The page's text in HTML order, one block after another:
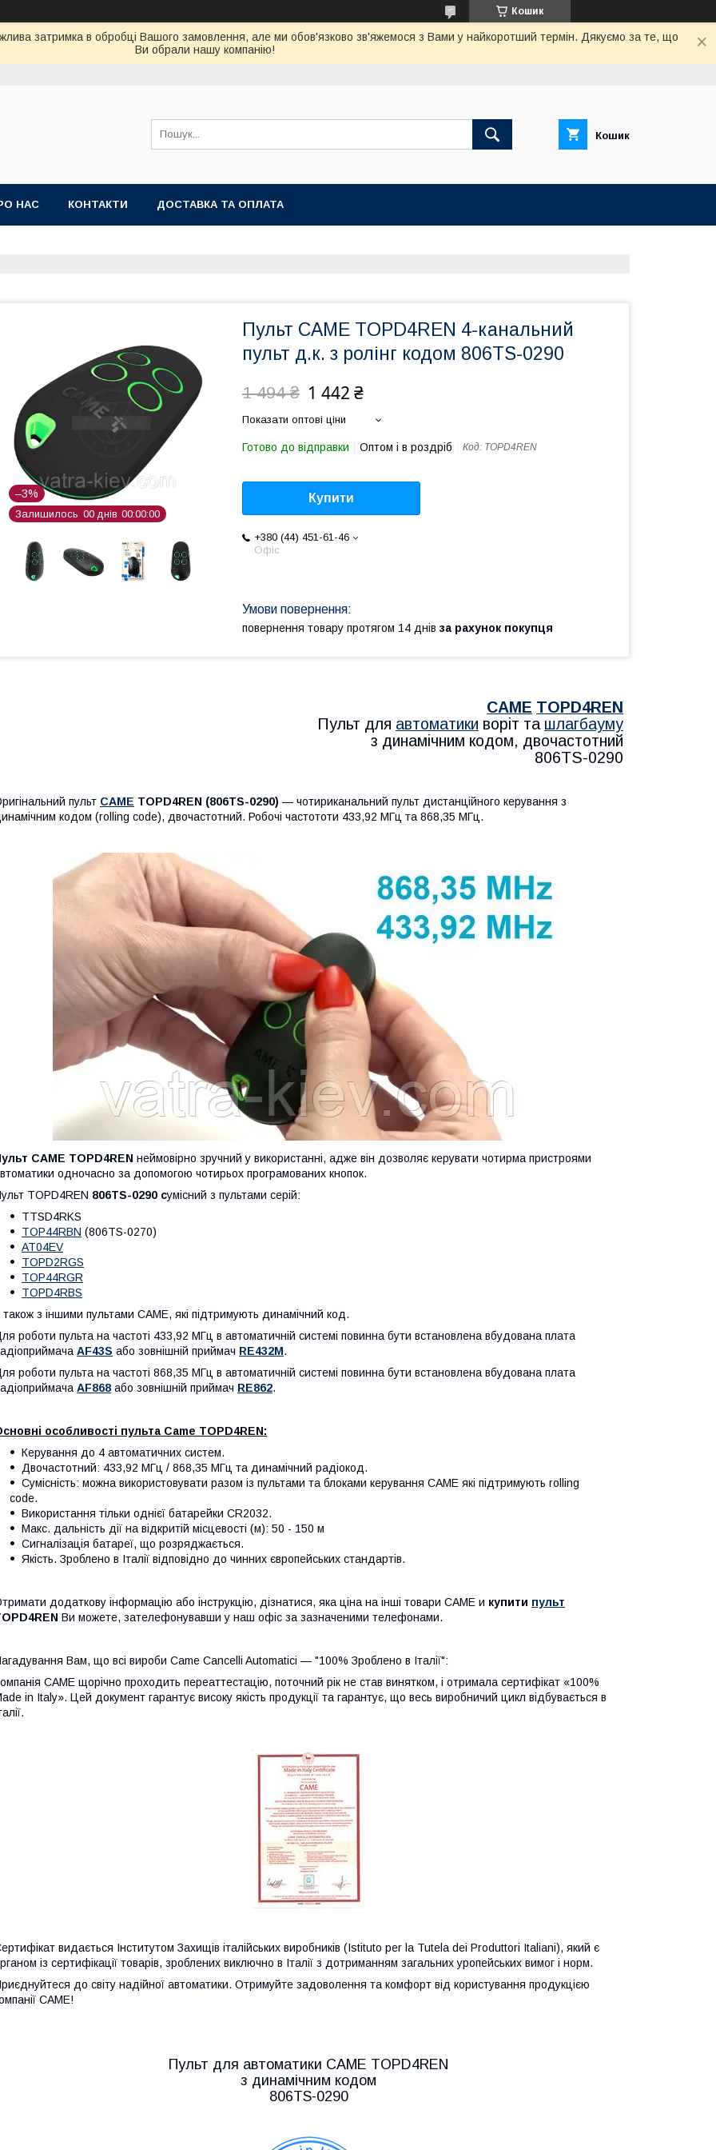
Кошик
затримка в обробці Вашого замовлення, але ми обов'язково зв'яжемося з Вами у найкоротший термін. Дякуємо за те, що
Ви обрали нашу компанію!
Кошик
НАС КОНТАКТИ ДОСТАВКА ТА ОПЛАТА
–3%
Залишилось 00 днів 00 00 00
Пульт CAME TOPD4REN 4-канальний
пульт д.к. з ролінг кодом 806TS-0290
1 494 ₴ 1 442 ₴
Показати оптові ціни
Готово до відправки Оптом і в роздріб Код: TOPD4REN
Купити
+380 (44) 451-61-46
Офіс
повернення товару протягом 14 днів за рахунок покупця
CAME TOPD4REN
Пульт для автоматики воріт та шлагбауму
з динамічним кодом, двочастотний
806TS-0290
пульт CAME TOPD4REN (806TS-0290) — чотириканальний пульт дистанційного керування з
кодом (rolling code), двочастотний. Робочі частототи 433,92 МГц та 868,35 МГц.
CAME TOPD4REN неймовірно зручний у використанні, адже він дозволяє керувати чотирма пристроями
одночасно за допомогою чотирьох програмованих кнопок.
TOPD4REN 806TS-0290 сумісний з пультами серій:
TTSD4RKS
TOP44RBN (806TS-0270)
AT04EV
TOPD2RGS
TOP44RGR
TOPD4RBS
також з іншими пультами САМЕ, які підтримують динамічний код.
роботи пульта на частоті 433,92 МГц в автоматичній системі повинна бути встановлена ​​вбудована плата
AF43S або зовнішній приймач RE432M.
роботи пульта на частоті 868,35 МГц в автоматичній системі повинна бути встановлена ​​вбудована плата
AF868 або зовнішній приймач RE862.
особливості пульта Came TOPD4REN:
Керування до 4 автоматичних систем.
Двочастотний: 433,92 МГц / 868,35 МГц та динамічний радіокод.
Сумісність: можна використовувати разом із пультами та блоками керування САМЕ які підтримують rolling
code.
Використання тільки однієї батарейки CR2032.
Макс. дальність дії на відкритій місцевості (м): 50 - 150 м
Сигналізація батареї, що розряджається.
Якість. Зроблено в Італії відповідно до чинних європейських стандартів.
додаткову інформацію або інструкцію, дізнатися, яка ціна на інші товари CAME и купити пульт
Ви можете, зателефонувавши у наш офіс за зазначеними телефонами.
Вам, що всі вироби Came Cancelli Automatici — "100% Зроблено в Італії":
CAME щорічно проходить переаттестацію, поточний рік не став винятком, і отримала сертифікат «100%
in Italy». Цей документ гарантує високу якість продукції та гарантує, що весь виробничий цикл відбувається в
видається Інститутом Захищів італійських виробників (Istituto per la Tutela dei Produttori Italiani), який є
із сертифікації товарів, зроблених виключно в Італії з дотриманням загальних уропейських вимог і норм.
до світу надійної автоматики. Отримуйте задоволення та комфорт від користування продукцією
CAME!
Пульт для автоматики CAME TOPD4REN
з динамічним кодом
806TS-0290